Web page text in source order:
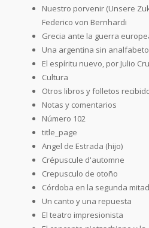
Nuestro porvenir (Unsere
Federico von Bernhardi
Grecia ante la guerra
Una argentina sin
El espíritu nuevo, por Julio
Cultura
Otros libros y folletos
Notas y comentarios
Número 102
title_page
Angel de Estrada (hijo)
Crépuscule d'automne
Crepusculo de otoño
Córdoba en la segunda
Un canto y una repuesta
El teatro impresionista